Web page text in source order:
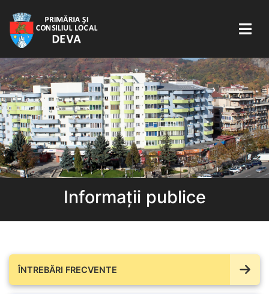
Informații publice
ÎNTREBĂRI FRECVENTE